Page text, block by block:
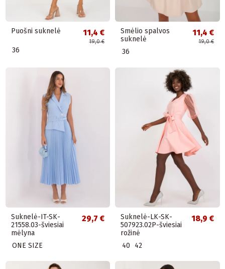
Puošni suknelė 11,4 €
19,0 €
36
Smėlio spalvos
suknelė
11,4 €
19,0 €
36
Suknelė-IT-SK-
21558.03-šviesiai
mėlyna
29,7 €
ONE SIZE
Suknelė-LK-SK-
507923.02P-šviesiai
rožinė
18,9 €
40 42